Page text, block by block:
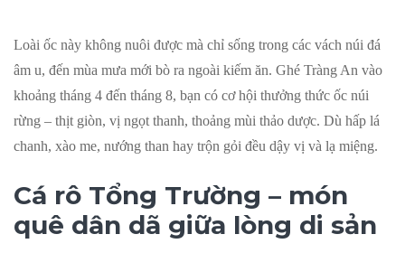
Loài ốc này không nuôi được mà chỉ sống trong các vách núi đá
âm u, đến mùa mưa mới bò ra ngoài kiếm ăn. Ghé Tràng An vào
khoảng tháng 4 đến tháng 8, bạn có cơ hội thưởng thức ốc núi
rừng – thịt giòn, vị ngọt thanh, thoảng mùi thảo dược. Dù hấp lá
chanh, xào me, nướng than hay trộn gỏi đều dậy vị và lạ miệng.
Cá rô Tổng Trường – món
quê dân dã giữa lòng di sản